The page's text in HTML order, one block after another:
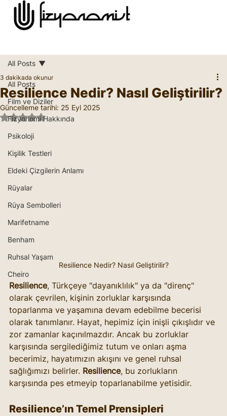
All Posts
Film ve Diziler
Fizyonomi Hakkında
Psikoloji
Kişilik Testleri
Eldeki Çizgilerin Anlamı
Rüyalar
Rüya Sembolleri
Marifetname
Benham
Ruhsal Yaşam
Cheiro
All Posts
Resilience Nedir? Nasıl Geliştirilir?
3 dakikada okunur
Güncelleme tarihi: 25 Eyl 2025
5 üzerinden NaN yıldız
Resilience Nedir? Nasıl Geliştirilir?
Resilience, Türkçeye "dayanıklılık" ya da "direnç"
olarak çevrilen, kişinin zorluklar karşısında
toparlanma ve yaşamına devam edebilme becerisi
olarak tanımlanır. Hayat, hepimiz için inişli çıkışlıdır ve
zor zamanlar kaçınılmazdır. Ancak bu zorluklar
karşısında sergilediğimiz tutum ve onları aşma
becerimiz, hayatımızın akışını ve genel ruhsal
sağlığımızı belirler. Resilience, bu zorlukların
karşısında pes etmeyip toparlanabilme yetisidir.
Resilience’ın Temel Prensipleri